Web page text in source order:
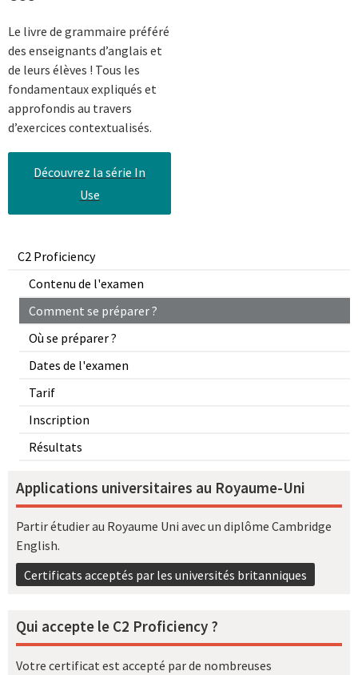
C2 Proficiency
Contenu de l'examen
Comment se préparer ?
Où se préparer ?
Dates de l'examen
Tarif
Inscription
Résultats
Applications universitaires au Royaume-Uni
Partir étudier au Royaume Uni avec un diplôme Cambridge
English.
Certificats acceptés par les universités britanniques
Qui accepte le C2 Proficiency ?
Votre certificat est accepté par de nombreuses
Le livre de grammaire préféré
des enseignants d’anglais et
de leurs élèves ! Tous les
fondamentaux expliqués et
approfondis au travers
d’exercices contextualisés.
Découvrez la série In
Use